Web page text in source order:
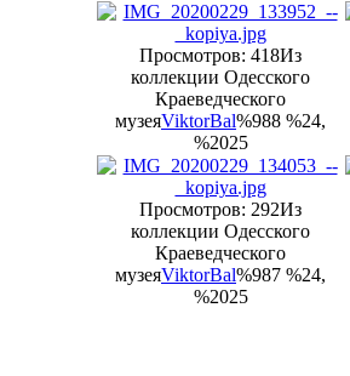
Просмотров: 418Из
коллекции Одесского
Краеведческого
музеяViktorBal%988 %24,
%2025
Просмотров: 292Из
коллекции Одесского
Краеведческого
музеяViktorBal%987 %24,
%2025